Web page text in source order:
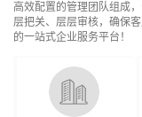
高效配置的管理团队组成
层把关、层层审核，确保
的一站式企业服务平台！